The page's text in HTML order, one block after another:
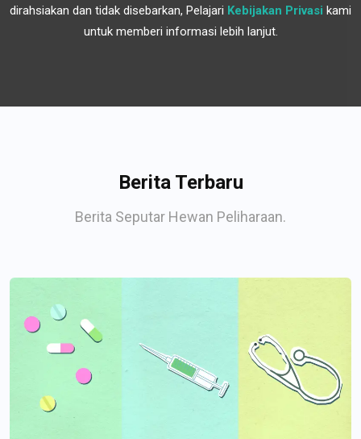
dirahsiakan dan tidak disebarkan, Pelajari Kebijakan Privasi kami
untuk memberi informasi lebih lanjut.
Berita Terbaru
Berita Seputar Hewan Peliharaan.